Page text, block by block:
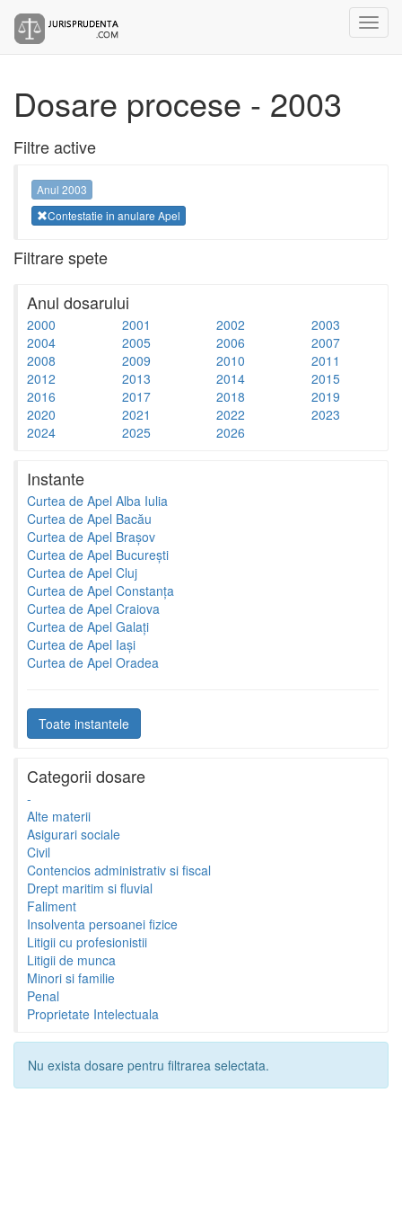
Dosare procese - 2003
Filtre active
Anul 2003
Contestatie in anulare Apel
Filtrare spete
Anul dosarului
2000 2001 2002
2003
2004
2005 2006
2007
2008
2009 2010
2011
2012
2013 2014
2015
2016
2017 2018
2019
2020
2021 2022
2023
2024
2025 2026
Instante
Curtea de Apel Alba Iulia
Curtea de Apel Bacău
Curtea de Apel Brașov
Curtea de Apel București
Curtea de Apel Cluj
Curtea de Apel Constanța
Curtea de Apel Craiova
Curtea de Apel Galați
Curtea de Apel Iași
Curtea de Apel Oradea
Toate instantele
Categorii dosare
-
Alte materii
Asigurari sociale
Civil
Contencios administrativ si fiscal
Drept maritim si fluvial
Faliment
Insolventa persoanei fizice
Litigii cu profesionistii
Litigii de munca
Minori si familie
Penal
Proprietate Intelectuala
Nu exista dosare pentru filtrarea selectata.